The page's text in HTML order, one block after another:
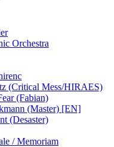
Orchestra
(Critical Mess/HIRAES)
(Fabian)
(Master) [EN]
(Desaster)
/ Memoriam